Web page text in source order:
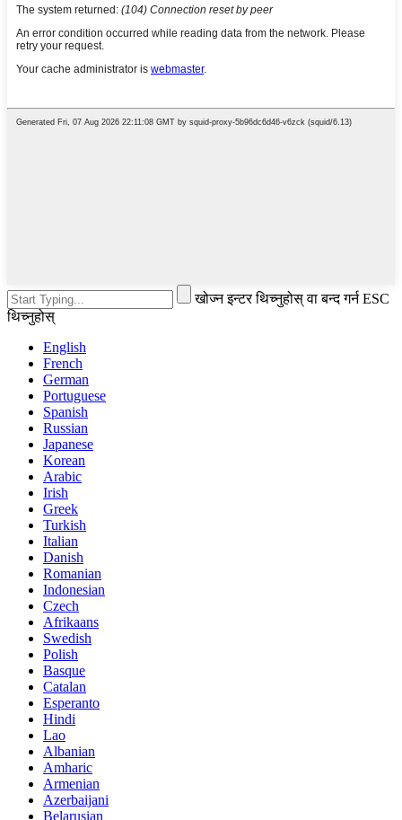
खोज्न इन्टर थिच्नुहोस् वा बन्द गर्न ESC
थिच्नुहोस्
English
French
German
Portuguese
Spanish
Russian
Japanese
Korean
Arabic
Irish
Greek
Turkish
Italian
Danish
Romanian
Indonesian
Czech
Afrikaans
Swedish
Polish
Basque
Catalan
Esperanto
Hindi
Lao
Albanian
Amharic
Armenian
Azerbaijani
Belarusian